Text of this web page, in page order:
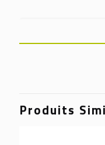
Produits